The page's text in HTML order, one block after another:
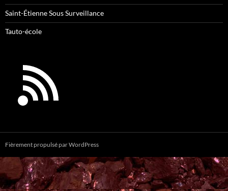
Saint-Étienne Sous Surveillance
Tauto-école
Fièrement propulsé par WordPress